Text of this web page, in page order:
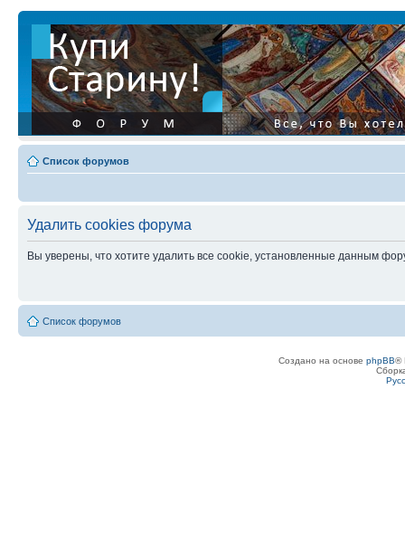
Список форумов
Удалить cookies форума
Вы уверены, что хотите удалить все cookie, установленные данным
Список форумов
Создано на основе phpBB®